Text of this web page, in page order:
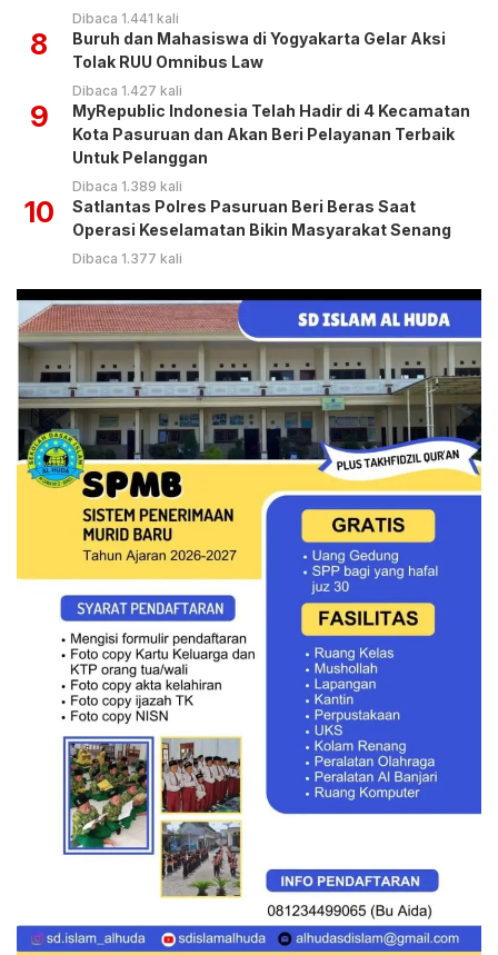
Dibaca 1.441 kali
8
Buruh dan Mahasiswa di Yogyakarta Gelar Aksi
Tolak RUU Omnibus Law
Dibaca 1.427 kali
9
MyRepublic Indonesia Telah Hadir di 4 Kecamatan
Kota Pasuruan dan Akan Beri Pelayanan Terbaik
Untuk Pelanggan
Dibaca 1.389 kali
10
Satlantas Polres Pasuruan Beri Beras Saat
Operasi Keselamatan Bikin Masyarakat Senang
Dibaca 1.377 kali